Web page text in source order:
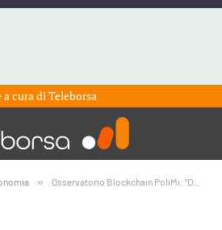
a cura diTeleborsa
» Osservatorio Blockchain PoliMi: “DL cripto-attività, una regolamentazione necessaria”